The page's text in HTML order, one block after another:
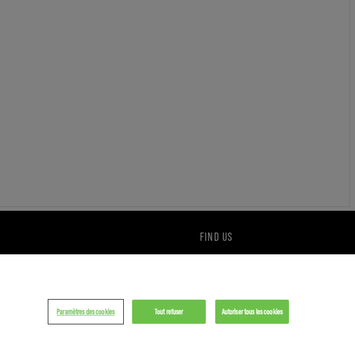
FIND US
Paramètres des cookies Tout refuser Autoriser tous les cookies